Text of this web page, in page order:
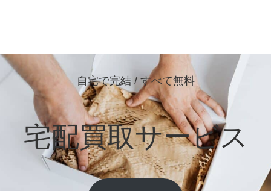
自宅で完結 / すべて無料
宅配買取サービス